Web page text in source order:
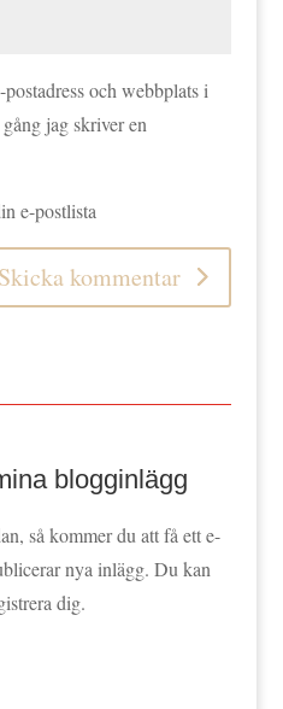
och webbplats i
jag skriver en
e-postlista
Skicka kommentar
blogginlägg
så kommer du att få ett e-
nya inlägg. Du kan
dig.